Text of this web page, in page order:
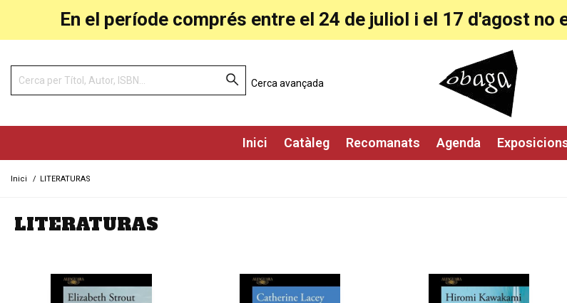
En el període comprés entre el 24 de juliol i el 17 d'agost no
Inici Catàleg Recomanats Agenda
Cerca avançada
Inici / LITERATURAS
LITERATURAS